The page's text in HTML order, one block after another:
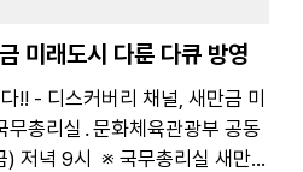
미래도시 다룬 다큐 방영
총리실 새만금